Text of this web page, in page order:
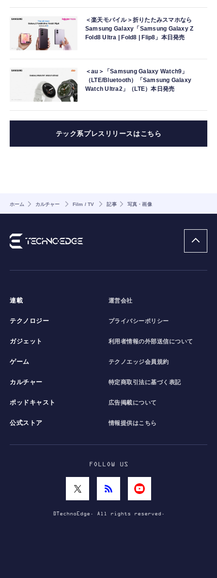
＜楽天モバイル＞折りたたみスマホなら
Samsung Galaxy「Samsung Galaxy Z
Fold8 Ultra | Fold8 | Flip8」本日発売
＜au＞「Samsung Galaxy Watch9」
（LTE/Bluetooth）「Samsung Galaxy
Watch Ultra2」（LTE）本日発売
テック系プレスリリースはこちら
ホーム カルチャー Film / TV 記事 写真・画像
連載
テクノロジー
ガジェット
ゲーム
カルチャー
ポッドキャスト
公式ストア
運営会社
プライバシーポリシー
利用者情報の外部送信について
テクノエッジ会員規約
特定商取引法に基づく表記
広告掲載について
情報提供はこちら
FOLLOW US
©TechnoEdge. All rights reserved.